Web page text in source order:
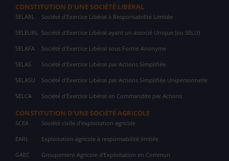
CONSTITUTION D'UNE SOCIÉTÉ LIBÉRAL
SELARL Société d'Exercice Libéral à Responsabilité Limitée
SELEURL Société d'Exercice Libéral ayant un associé Unique (ou SELU)
SELAFA Société d'Exercice Libéral sous Forme Anonyme
SELAS Société d'Exercice Libéral par Actions Simplifiée
SELASU Société d'Exercice Libéral par Actions Simplifiée Unipersonnelle
SELCA Société d'Exercice Libéral en Commandite par Actions
CONSTITUTION D'UNE SOCIÉTÉ AGRICOLE
SCEA Société civile d'exploitation agricole
EARL Exploitation agricole à responsabilité limitée
GAEC Groupement Agricole d'Exploitation en Commun